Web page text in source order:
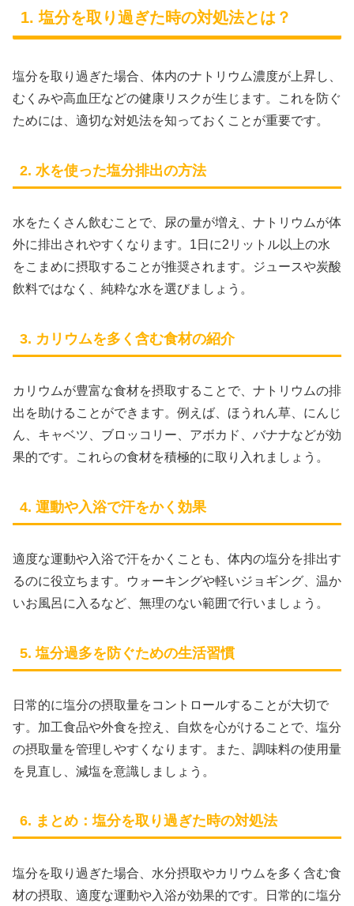
1. 塩分を取り過ぎた時の対処法とは？
塩分を取り過ぎた場合、体内のナトリウム濃度が上昇し、
むくみや高血圧などの健康リスクが生じます。これを防ぐ
ためには、適切な対処法を知っておくことが重要です。
2. 水を使った塩分排出の方法
水をたくさん飲むことで、尿の量が増え、ナトリウムが体
外に排出されやすくなります。1日に2リットル以上の水
をこまめに摂取することが推奨されます。ジュースや炭酸
飲料ではなく、純粋な水を選びましょう。
3. カリウムを多く含む食材の紹介
カリウムが豊富な食材を摂取することで、ナトリウムの排
出を助けることができます。例えば、ほうれん草、にんじ
ん、キャベツ、ブロッコリー、アボカド、バナナなどが効
果的です。これらの食材を積極的に取り入れましょう。
4. 運動や入浴で汗をかく効果
適度な運動や入浴で汗をかくことも、体内の塩分を排出す
るのに役立ちます。ウォーキングや軽いジョギング、温か
いお風呂に入るなど、無理のない範囲で行いましょう。
5. 塩分過多を防ぐための生活習慣
日常的に塩分の摂取量をコントロールすることが大切で
す。加工食品や外食を控え、自炊を心がけることで、塩分
の摂取量を管理しやすくなります。また、調味料の使用量
を見直し、減塩を意識しましょう。
6. まとめ：塩分を取り過ぎた時の対処法
塩分を取り過ぎた場合、水分摂取やカリウムを多く含む食
材の摂取、適度な運動や入浴が効果的です。日常的に塩分